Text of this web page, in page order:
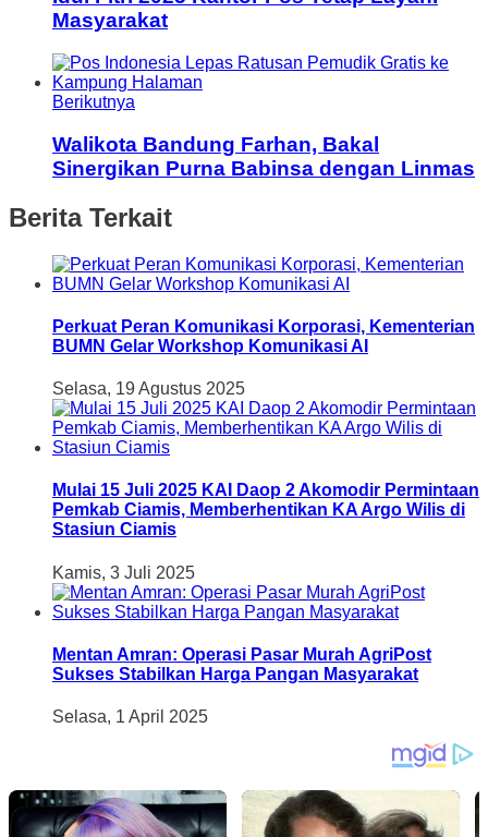
Masyarakat
Berikutnya
Walikota Bandung Farhan, Bakal
Sinergikan Purna Babinsa dengan Linmas
Berita Terkait
Perkuat Peran Komunikasi Korporasi, Kementerian
BUMN Gelar Workshop Komunikasi AI
Selasa, 19 Agustus 2025
Mulai 15 Juli 2025 KAI Daop 2 Akomodir Permintaan
Pemkab Ciamis, Memberhentikan KA Argo Wilis di
Stasiun Ciamis
Kamis, 3 Juli 2025
Mentan Amran: Operasi Pasar Murah AgriPost
Sukses Stabilkan Harga Pangan Masyarakat
Selasa, 1 April 2025